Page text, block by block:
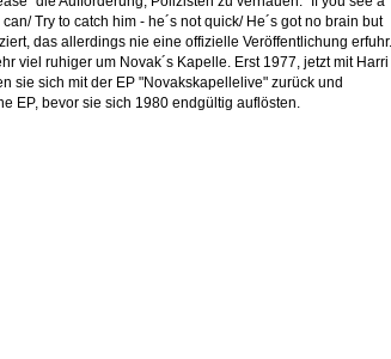
Try to catch him - he´s not quick/ He´s got no brain but
das allerdings nie eine offizielle Veröffentlichung erfuhr.
viel ruhiger um Novak´s Kapelle. Erst 1977, jetzt mit Harri
sie sich mit der EP "Novakskapellelive" zurück und
EP, bevor sie sich 1980 endgültig auflösten.